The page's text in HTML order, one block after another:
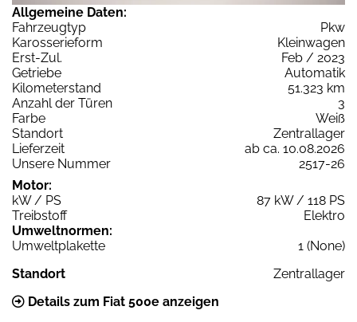
Allgemeine Daten:
Fahrzeugtyp
Pkw
Karosserieform
Kleinwagen
Erst-Zul.
Feb / 2023
Getriebe
Automatik
Kilometerstand
51.323 km
Anzahl der Türen
3
Farbe
Weiß
Standort
Zentrallager
Lieferzeit
ab ca. 10.08.2026
Unsere Nummer
2517-26
Motor:
kW / PS
87 kW / 118 PS
Treibstoff
Elektro
Umweltnormen:
Umweltplakette
1 (None)
Standort
Zentrallager
Details zum Fiat 500e anzeigen